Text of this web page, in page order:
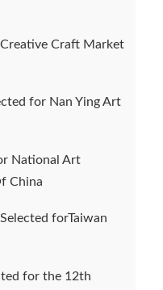
Craft Market
for Nan Ying Art
National Art
China
forTaiwan
for the 12th